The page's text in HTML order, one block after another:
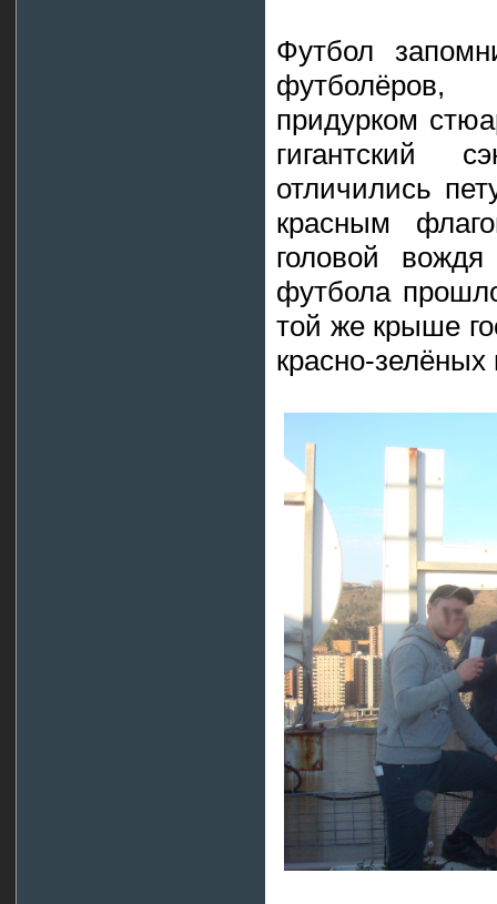
Футбол
придурком
гигантский
отличились
красным
головой
футбола
той же крыше
красно-